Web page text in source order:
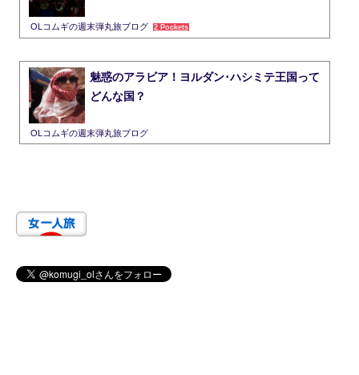
OLコムギの週末弾丸旅ブログ 2 Pockets
魅惑のアラビア！ヨルダン･ハシミテ王国って
どんな国？
OLコムギの週末弾丸旅ブログ